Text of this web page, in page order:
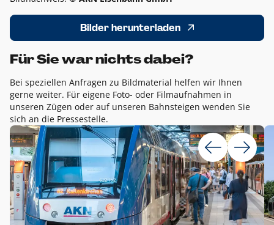
Bilder herunterladen
Für Sie war nichts dabei?
Bei speziellen Anfragen zu Bildmaterial helfen wir Ihnen
gerne weiter. Für eigene Foto- oder Filmaufnahmen in
unseren Zügen oder auf unseren Bahnsteigen wenden Sie
sich an die Pressestelle.